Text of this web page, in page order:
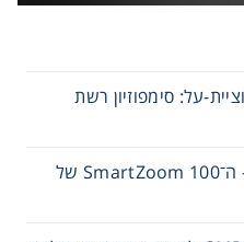
על: סימפוזיון רשת
חדש באתר Getter BioMed – ה־SmartZoom 100 של